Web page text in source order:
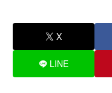
X
LINE